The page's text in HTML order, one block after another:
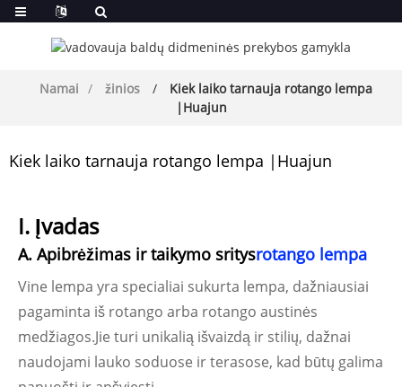
Namai žinios
Kiek laiko tarnauja rotango lempa
|Huajun
Kiek laiko tarnauja rotango lempa |Huajun
I. Įvadas
A. Apibrėžimas ir taikymo sritysrotango lempa
Vine lempa yra specialiai sukurta lempa, dažniausiai
pagaminta iš rotango arba rotango austinės
medžiagos.Jie turi unikalią išvaizdą ir stilių, dažnai
naudojami lauko soduose ir terasose, kad būtų galima